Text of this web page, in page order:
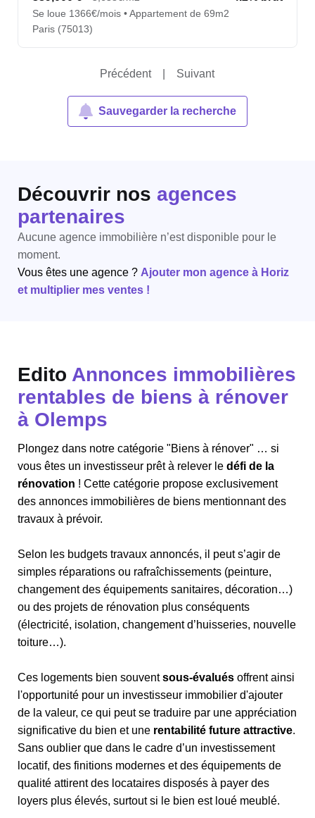
Se loue 1366€/mois • Appartement de 69m2
Paris (75013)
Précédent Suivant
Sauvegarder la recherche
Découvrir nos agences
partenaires
Aucune agence immobilière n’est disponible pour le
moment.
Vous êtes une agence ? Ajouter mon agence à Horiz
et multiplier mes ventes !
Edito Annonces immobilières
rentables de biens à rénover
à Olemps
Plongez dans notre catégorie "Biens à rénover" … si
vous êtes un investisseur prêt à relever le défi de la
rénovation ! Cette catégorie propose exclusivement
des annonces immobilières de biens mentionnant des
travaux à prévoir.
Selon les budgets travaux annoncés, il peut s’agir de
simples réparations ou rafraîchissements (peinture,
changement des équipements sanitaires, décoration…)
ou des projets de rénovation plus conséquents
(électricité, isolation, changement d’huisseries, nouvelle
toiture…).
Ces logements bien souventsous-évalués offrent ainsi
l'opportunité pour un investisseur immobilier d'ajouter
de la valeur, ce qui peut se traduire par une appréciation
significative du bien et une rentabilité future attractive.
Sans oublier que dans le cadre d’un investissement
locatif, des finitions modernes et des équipements de
qualité attirent des locataires disposés à payer des
loyers plus élevés, surtout si le bien est loué meublé.